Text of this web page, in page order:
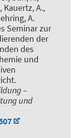
Kauertz, A.,
A.
Seminar zur
der
des
und
.
–
und